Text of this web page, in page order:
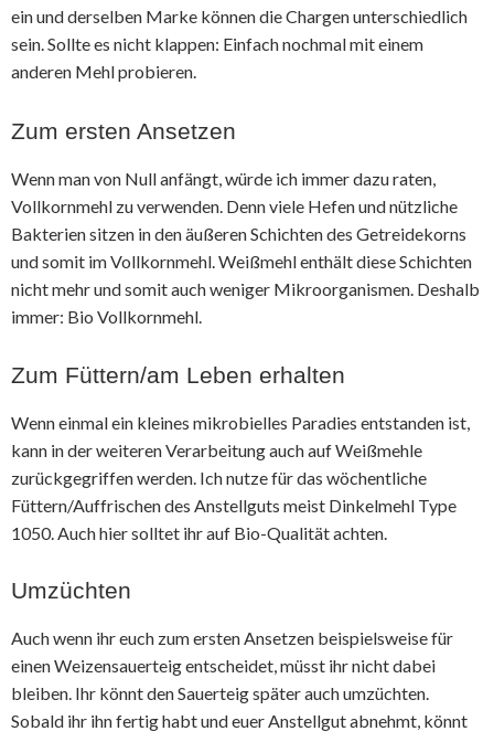
ein und derselben Marke können die Chargen unterschiedlich
sein. Sollte es nicht klappen: Einfach nochmal mit einem
anderen Mehl probieren.
Zum ersten Ansetzen
Wenn man von Null anfängt, würde ich immer dazu raten,
Vollkornmehl zu verwenden. Denn viele Hefen und nützliche
Bakterien sitzen in den äußeren Schichten des Getreidekorns
und somit im Vollkornmehl. Weißmehl enthält diese Schichten
nicht mehr und somit auch weniger Mikroorganismen. Deshalb
immer: Bio Vollkornmehl.
Zum Füttern/am Leben erhalten
Wenn einmal ein kleines mikrobielles Paradies entstanden ist,
kann in der weiteren Verarbeitung auch auf Weißmehle
zurückgegriffen werden. Ich nutze für das wöchentliche
Füttern/Auffrischen des Anstellguts meist Dinkelmehl Type
1050. Auch hier solltet ihr auf Bio-Qualität achten.
Umzüchten
Auch wenn ihr euch zum ersten Ansetzen beispielsweise für
einen Weizensauerteig entscheidet, müsst ihr nicht dabei
bleiben. Ihr könnt den Sauerteig später auch umzüchten.
Sobald ihr ihn fertig habt und euer Anstellgut abnehmt, könnt